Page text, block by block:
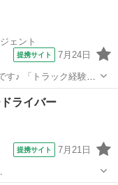
ェント
提携サイト 7月24日
す♪ 「トラック経験は
の現場でスキルアップ
—————————————...
ー
ライバー
提携サイト 7月21日